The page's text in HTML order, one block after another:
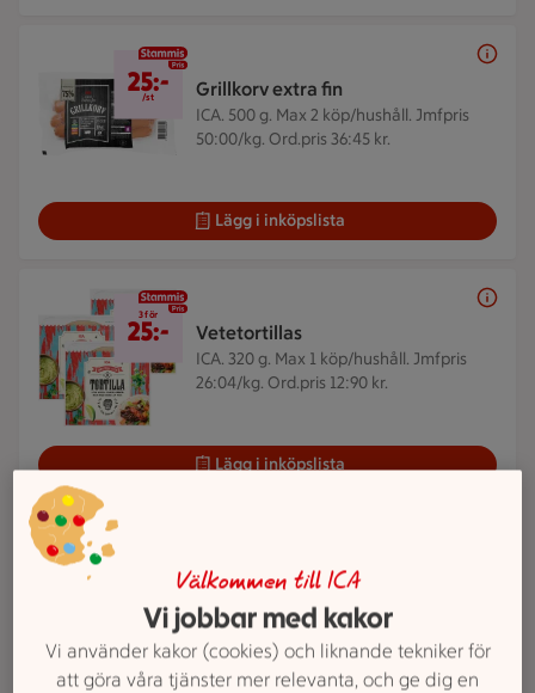
Grillkorv extra fin
ICA. 500 g. Max 2 köp/hushåll. Jmfpris
50:00/kg. Ord.pris 36:45 kr.
25 kr/st
25:-
/st
Lägg i inköpslista
Vetetortillas
ICA. 320 g. Max 1 köp/hushåll. Jmfpris
26:04/kg. Ord.pris 12:90 kr.
3 för 25 kr
3 för
25:-
Lägg i inköpslista
ICAs reklamfilmer
Välkommen till ICA
Vi jobbar med kakor
Vi använder kakor (cookies) och liknande tekniker för
att göra våra tjänster mer relevanta, och ge dig en